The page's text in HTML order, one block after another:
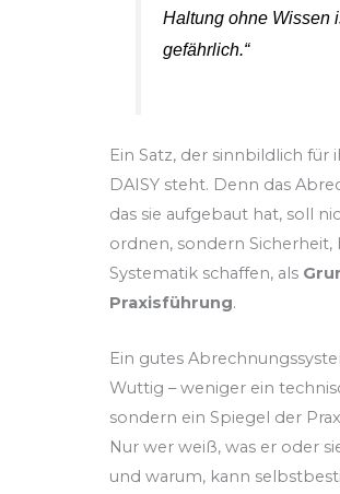
Haltung ohne Wissen
gefährlich.“
Ein Satz, der sinnbildlich für
DAISY steht. Denn das
das sie aufgebaut hat, soll
ordnen, sondern Sicherheit,
Systematik schaffen, als
Praxisführung.
Ein gutes
Wuttig – weniger ein
sondern ein Spiegel der
Nur wer weiß, was er oder
und warum, kann